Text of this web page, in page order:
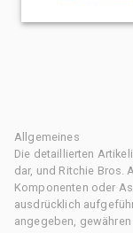
Allgemeines
Die detaillierten
dar, und Ritchie Bros.
Komponenten oder
ausdrücklich
angegeben,